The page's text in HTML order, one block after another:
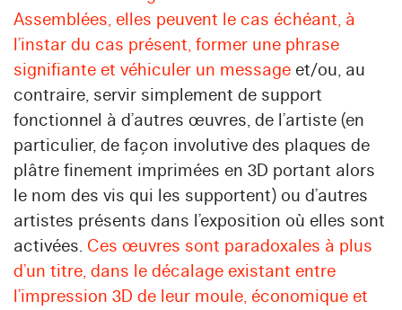
Assemblées, elles peuvent le cas échéant, à
l’instar du cas présent, former une phrase
signifiante et véhiculer un message et/ou, au
contraire, servir simplement de support
fonctionnel à d’autres œuvres, de l’artiste (en
particulier, de façon involutive des plaques de
plâtre finement imprimées en 3D portant alors
le nom des vis qui les supportent) ou d’autres
artistes présents dans l’exposition où elles sont
activées. Ces œuvres sont paradoxales à plus
d’un titre, dans le décalage existant entre
l’impression 3D de leur moule, économique et